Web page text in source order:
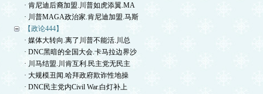
· 肯尼迪后裔加盟.川普如虎添翼.MA
· 川普MAGA政治家.肯尼迪加盟.马斯
【政论444】
· 媒体大转向.离了川普不能活.川总
· DNC黑暗的全国大会.卡马拉边界沙
· 川马结盟.川肯互利.民主党无民主
· 大规模丑闻.哈拜政府欺诈性地操
· DNC民主党内Civil War.白灯补上